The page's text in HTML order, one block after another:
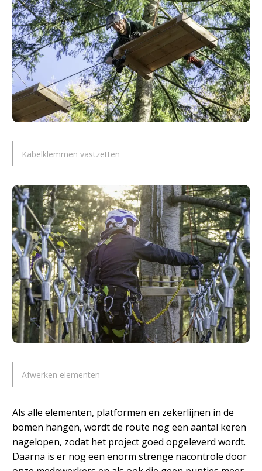
Kabelklemmen vastzetten
Afwerken elementen
Als alle elementen, platformen en zekerlijnen in de
bomen hangen, wordt de route nog een aantal keren
nagelopen, zodat het project goed opgeleverd wordt.
Daarna is er nog een enorm strenge nacontrole door